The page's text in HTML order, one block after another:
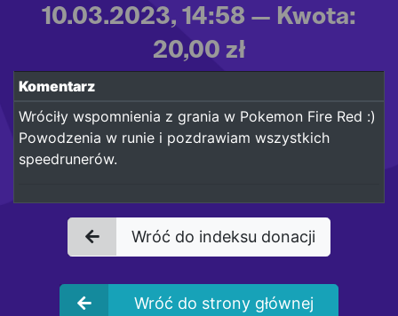
10.03.2023, 14:58 — Kwota:
20,00 zł
Komentarz
Wróciły wspomnienia z grania w Pokemon Fire Red :)
Powodzenia w runie i pozdrawiam wszystkich
speedrunerów.
Wróć do indeksu donacji
Wróć do strony głównej